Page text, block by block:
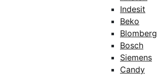
Indesit
Beko
Blomberg
Bosch
Siemens
Candy